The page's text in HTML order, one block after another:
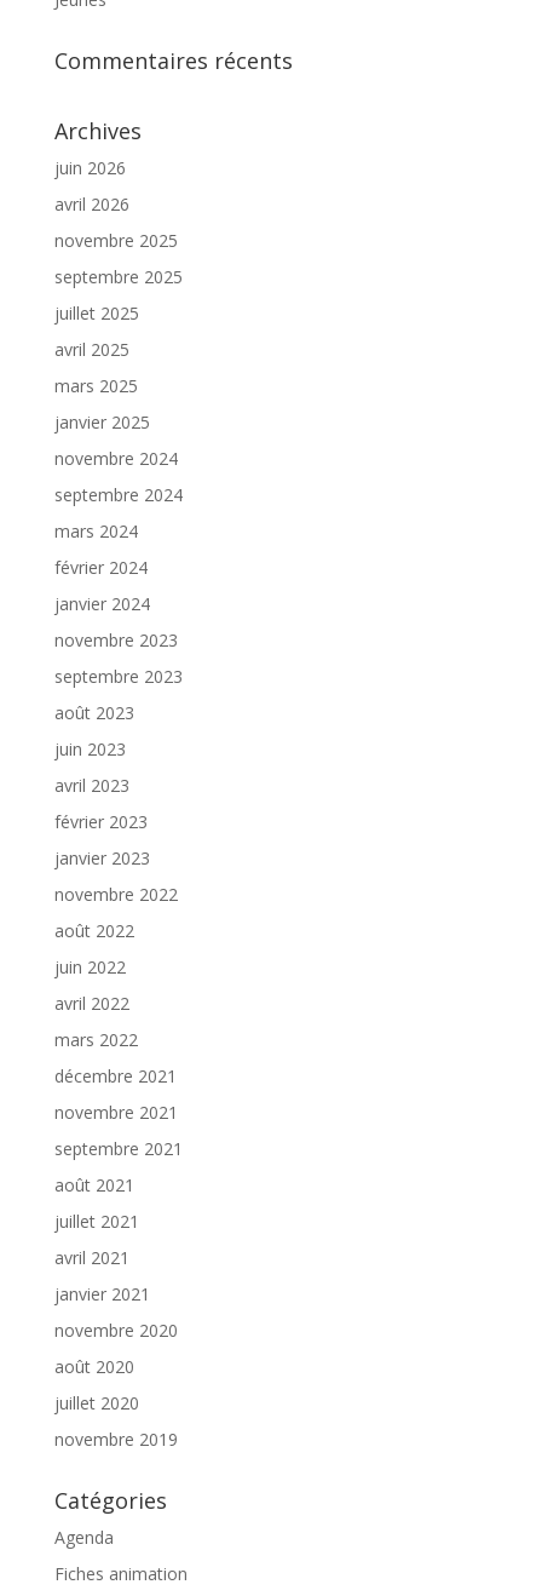
Commentaires récents
Archives
juin 2026
avril 2026
novembre 2025
septembre 2025
juillet 2025
avril 2025
mars 2025
janvier 2025
novembre 2024
septembre 2024
mars 2024
février 2024
janvier 2024
novembre 2023
septembre 2023
août 2023
juin 2023
avril 2023
février 2023
janvier 2023
novembre 2022
août 2022
juin 2022
avril 2022
mars 2022
décembre 2021
novembre 2021
septembre 2021
août 2021
juillet 2021
avril 2021
janvier 2021
novembre 2020
août 2020
juillet 2020
novembre 2019
Catégories
Agenda
Fiches animation